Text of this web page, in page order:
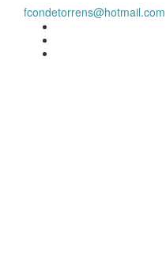
fcondetorrens@hotmail.com